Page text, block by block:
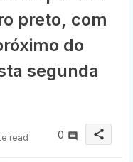
preto, com
do
segunda
read 0 share